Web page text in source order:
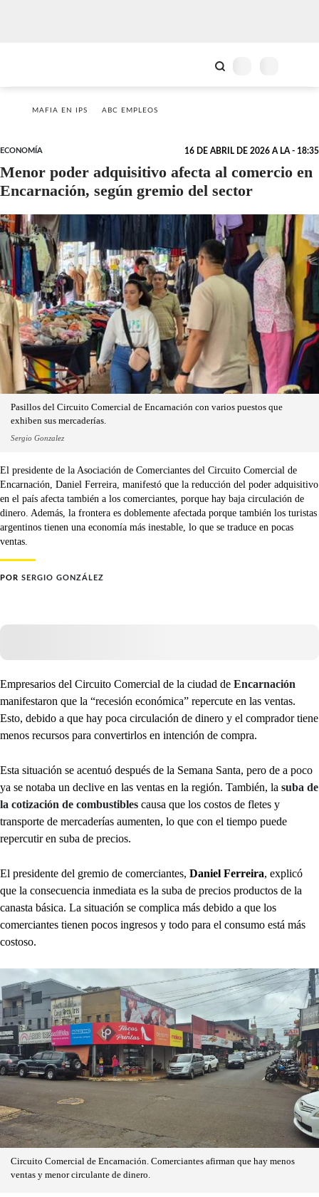
MAFIA EN IPS ABC EMPLEOS
ECONOMÍA 16 DE ABRIL DE 2026 A LA - 18:35
Menor poder adquisitivo afecta al comercio en
Encarnación, según gremio del sector
Pasillos del Circuito Comercial de Encarnación con varios puestos que
exhiben sus mercaderías.
Sergio Gonzalez
El presidente de la Asociación de Comerciantes del Circuito Comercial de
Encarnación, Daniel Ferreira, manifestó que la reducción del poder adquisitivo
en el país afecta también a los comerciantes, porque hay baja circulación de
dinero. Además, la frontera es doblemente afectada porque también los turistas
argentinos tienen una economía más inestable, lo que se traduce en pocas
ventas.
POR SERGIO GONZÁLEZ
Empresarios del Circuito Comercial de la ciudad de Encarnación
manifestaron que la “recesión económica” repercute en las ventas.
Esto, debido a que hay poca circulación de dinero y el comprador tiene
menos recursos para convertirlos en intención de compra.
Esta situación se acentuó después de la Semana Santa, pero de a poco
ya se notaba un declive en las ventas en la región. También, la suba de
la cotización de combustibles causa que los costos de fletes y
transporte de mercaderías aumenten, lo que con el tiempo puede
repercutir en suba de precios.
El presidente del gremio de comerciantes, Daniel Ferreira, explicó
que la consecuencia inmediata es la suba de precios productos de la
canasta básica. La situación se complica más debido a que los
comerciantes tienen pocos ingresos y todo para el consumo está más
costoso.
Circuito Comercial de Encarnación. Comerciantes afirman que hay menos
ventas y menor circulante de dinero.